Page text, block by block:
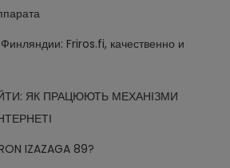
Friros.fi, качественно и
ЯК ПРАЦЮЮТЬ МЕХАНІЗМИ
IZAZAGA 89?